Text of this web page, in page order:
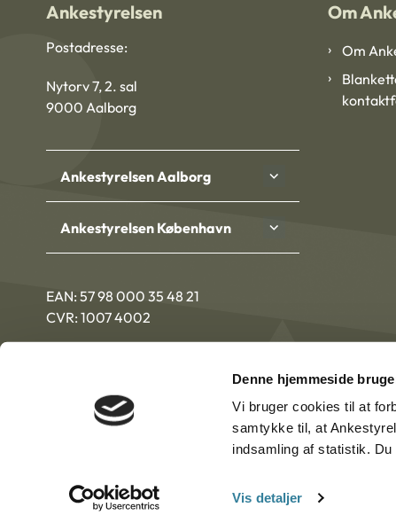
Denne hjemmeside
Vi bruger cookies til at
samtykke til, at
indsamling af statistik.
Vis detaljer
Ankestyrelsen
Postadresse:
Nytorv 7, 2. sal
9000 Aalborg
Ankestyrelsen Aalborg
Ankestyrelsen København
EAN: 57 98 000 35 48 21
CVR: 1007 4002
Om
Om